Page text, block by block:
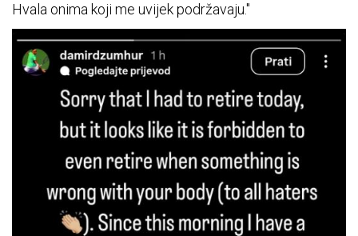
Hvala onima koji me uvijek podržavaju."